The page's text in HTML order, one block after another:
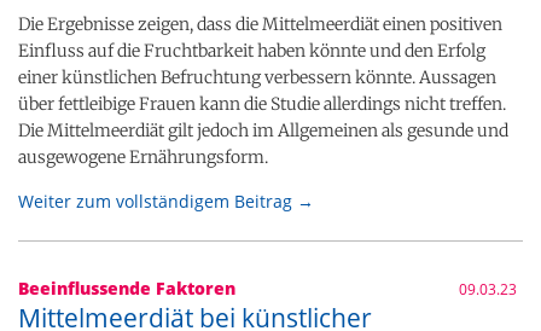
Die Ergebnisse zeigen, dass die Mittelmeerdiät einen positiven
Einfluss auf die Fruchtbarkeit haben könnte und den Erfolg
einer künstlichen Befruchtung verbessern könnte. Aussagen
über fettleibige Frauen kann die Studie allerdings nicht treffen.
Die Mittelmeerdiät gilt jedoch im Allgemeinen als gesunde und
ausgewogene Ernährungsform.
Weiter zum vollständigem Beitrag →
Beeinflussende Faktoren 09.03.23
Mittelmeerdiät bei künstlicher